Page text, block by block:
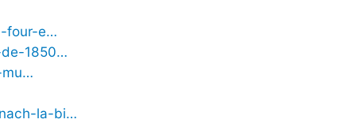
four-e…
1850…
mu…
la-bi…